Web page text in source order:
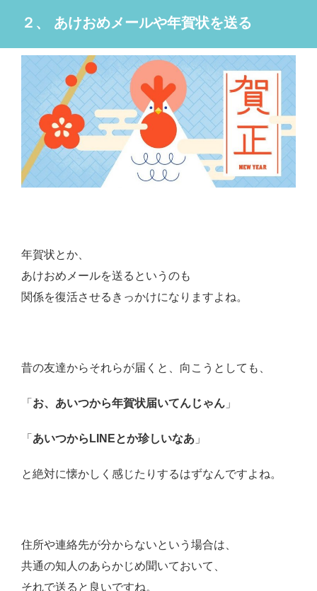
２、 あけおめメールや年賀状を送る
年賀状とか、
あけおめメールを送るというのも
関係を復活させるきっかけになりますよね。
昔の友達からそれらが届くと、向こうとしても、
「 お、あいつから年賀状届いてんじゃん 」
「 あいつからLINEとか珍しいなあ 」
と絶対に懐かしく感じたりするはずなんですよね。
住所や連絡先が分からないという場合は、
共通の知人のあらかじめ聞いておいて、
それで送ると良いですね。